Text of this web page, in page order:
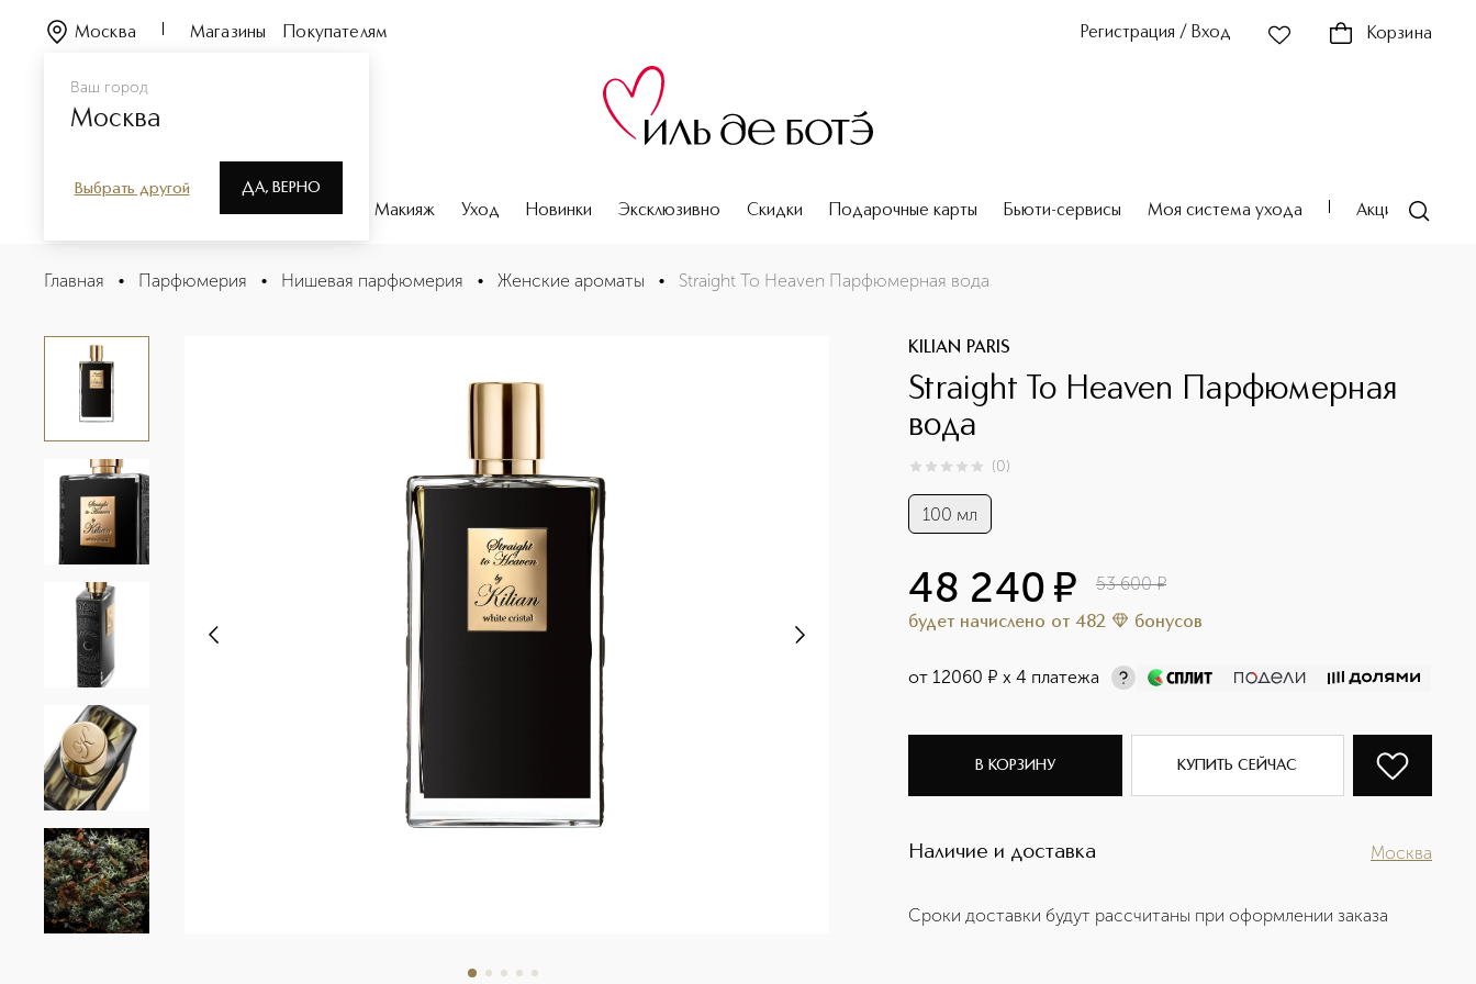
Ваш город
Москва
Выбрать другой ДА, ВЕРНО
Москва Магазины Покупателям Регистрация / Вход Корзина
Парфюмерия Макияж Уход Новинки Эксклюзивно Скидки Подарочные карты Бьюти-сервисы Моя система ухода Акции
Straight To Heaven Парфюмерная вода
Описание
Главная • Парфюмерия • Нишевая парфюмерия • Женские ароматы • Straight To Heaven Парфюмерная вода
KILIAN PARIS
Straight To Heaven Парфюмерная
вода
0из 0 (0)
100 мл
48 240 ¤ 53 600 ¤
будет начислено от 482 бонусов
от 12060 ¤ х 4 платежа
В КОРЗИНУ КУПИТЬ СЕЙЧАС
Наличие и доставка Москва
Сроки доставки будут рассчитаны при оформлении заказа